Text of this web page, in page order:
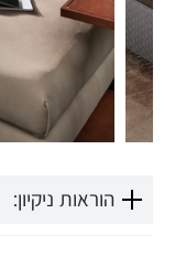
הוראות ניקיון: